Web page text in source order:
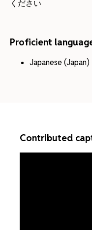
ください
Proficient
Japanese (Japan)
Contributed